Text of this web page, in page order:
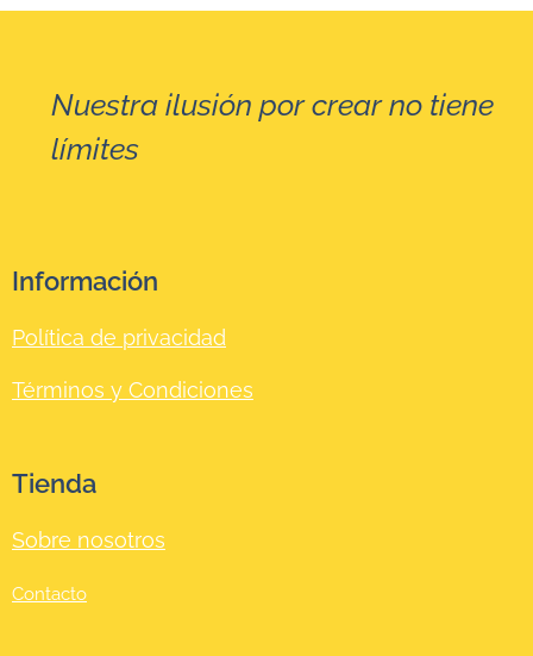
Nuestra ilusión por crear no tiene
límites
Información
Política de privacidad
Términos y Condiciones
Tienda
Sobre nosotros
Contacto